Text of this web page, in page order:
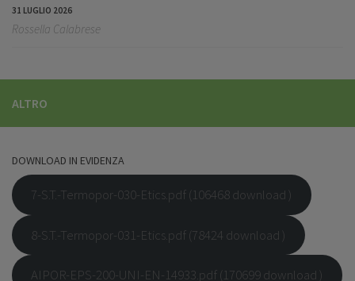
31 LUGLIO 2026
Rossella Calabrese
ALTRO
DOWNLOAD IN EVIDENZA
7-S.T.-Termopor-030-Etics.pdf (106468 download )
8-S.T.-Termopor-031-Etics.pdf (78424 download )
AIPOR-EPS-200-UNI-EN-14933.pdf (170699 download )